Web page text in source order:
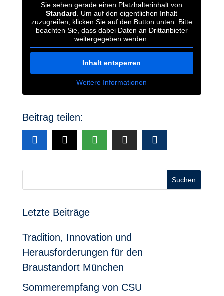
Sie sehen gerade einen Platzhalterinhalt von
Standard . Um auf den eigentlichen Inhalt
zuzugreifen, klicken Sie auf den Button unten. Bitte
beachten Sie, dass dabei Daten an Drittanbieter
weitergegeben werden.
Inhalt entsperren
Weitere Informationen
Beitrag teilen:
Suchen
Letzte Beiträge
Tradition, Innovation und
Herausforderungen für den
Braustandort München
Sommerempfang von CSU